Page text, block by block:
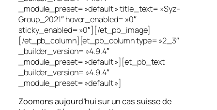
_module_preset= »default » title_text= »Syz-
Group_2021″ hover_enabled= »0″
sticky_enabled= »0″][/et_pb_image]
[/et_pb_column][et_pb_column type= »2_3″
_builder_version= »4.9.4″
_module_preset= »default »][et_pb_text
_builder_version= »4.9.4″
_module_preset= »default »]
Zoomons aujourd’hui sur un cas suisse de